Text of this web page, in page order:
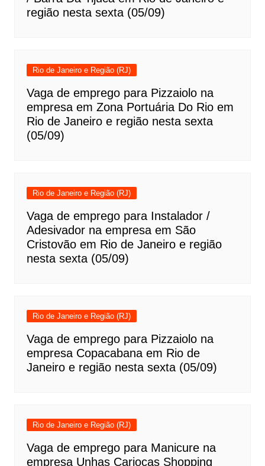
região nesta sexta (05/09)
Rio de Janeiro e Região (RJ)
Vaga de emprego para Pizzaiolo na
empresa em Zona Portuária Do Rio em
Rio de Janeiro e região nesta sexta
(05/09)
Rio de Janeiro e Região (RJ)
Vaga de emprego para Instalador /
Adesivador na empresa em São
Cristovão em Rio de Janeiro e região
nesta sexta (05/09)
Rio de Janeiro e Região (RJ)
Vaga de emprego para Pizzaiolo na
empresa Copacabana em Rio de
Janeiro e região nesta sexta (05/09)
Rio de Janeiro e Região (RJ)
Vaga de emprego para Manicure na
empresa Unhas Cariocas Shopping